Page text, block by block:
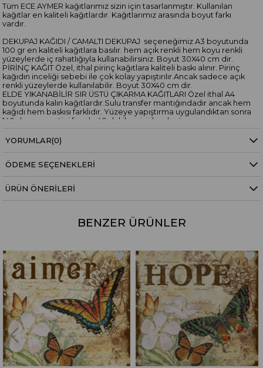
Tüm ECE AYMER kağıtlarımız sizin için tasarlanmıştır. Kullanılan
kağıtlar en kaliteli kağıtlardır. Kağıtlarımız arasında boyut farkı
vardır.
DEKUPAJ KAĞIDI / CAMALTI DEKUPAJ seçeneğimiz A3 boyutunda
100 gr en kaliteli kağıtlara basılır. hem açık renkli hem koyu renkli
yüzeylerde iç rahatlığıyla kullanabilirsiniz. Boyut 30X40 cm dir.
PİRİNÇ KAĞIT Özel, ithal pirinç kağıtlara kaliteli baskı alınır. Pirinç
kağıdın inceliği sebebi ile çok kolay yapıştırılır.Ancak sadece açık
renkli yüzeylerde kullanılabilir. Boyut 30X40 cm dir.
ELDE YIKANABİLİR SIR ÜSTÜ ÇIKARMA KAĞITLARI Özel ithal A4
boyutunda kalın kağıtlardır.Sulu transfer mantığındadır ancak hem
kağıdı hem baskısı farklıdır. Yüzeye yapıştırma uygulandıktan sonra
140 derece ev tipi fırında 40 dakika pişirilerek yüzeye
sabitlenir.Elde yıkamaya elverişli hale gelir. Boyut 30X20 cmdir.
YORUMLAR(0)
ÖDEME SEÇENEKLERI
ÜRÜN ÖNERILERI
BENZER ÜRÜNLER